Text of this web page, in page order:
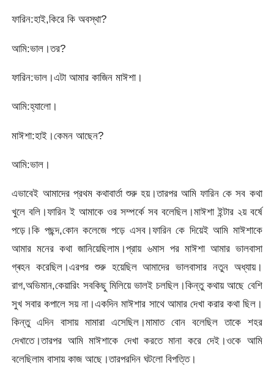
ফারিন:হাই,কিরে কি অবস্থা?
আমি:ভাল।তর?
ফারিন:ভাল।এটা আমার কাজিন মাঈশা।
আমি:হ্যালো।
মাঈশা:হাই।কেমন আছেন?
আমি:ভাল।
এভাবেই আমাদের প্রথম কথাবার্তা শুরু হয়।তারপর আমি ফারিন কে সব কথা
খুলে বলি।ফারিন ই আমাকে ওর সম্পর্কে সব বলেছিল।মাঈশা ইন্টার ২য় বর্ষে
পড়ে।কি পছন্দ,কোন কলেজে পড়ে এসব।ফারিন কে দিয়েই আমি মাঈশাকে
আমার মনের কথা জানিয়েছিলাম।প্রায় ৬মাস পর মাঈশা আমার ভালবাসা
গ্ৰহন করেছিল।এরপর শুরু হয়েছিল আমাদের ভালবাসার নতুন অধ্যায়।
রাগ,অভিমান,কেয়ারিং সবকিছু মিলিয়ে ভালই চলছিল।কিন্তু কথায় আছে বেশি
সুখ সবার কপালে সয় না।একদিন মাঈশার সাথে আমার দেখা করার কথা ছিল।
কিন্তু এদিন বাসায় মামারা এসেছিল।মামাত বোন বলেছিল তাকে শহর
দেখাতে।তারপর আমি মাঈশাকে দেখা করতে মানা করে দেই।ওকে আমি
বলেছিলাম বাসায় কাজ আছে।তারপরদিন ঘটলো বিপত্তি।